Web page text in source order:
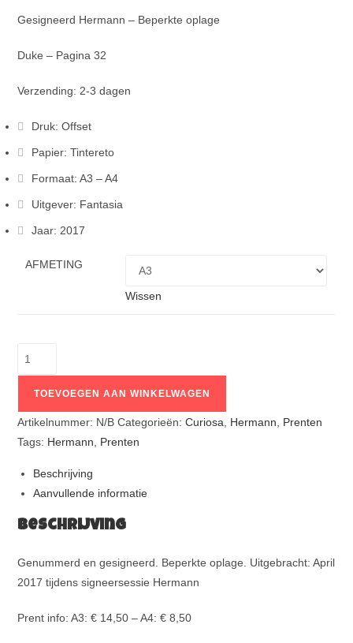
Gesigneerd Hermann – Beperkte oplage
Duke – Pagina 32
Verzending: 2-3 dagen
Druk: Offset
Papier: Tintereto
Formaat: A3 – A4
Uitgever: Fantasia
Jaar: 2017
AFMETING
Wissen
TOEVOEGEN AAN WINKELWAGEN
Artikelnummer: N/B Categorieën:Curiosa, Hermann, Prenten
Tags: Hermann, Prenten
Beschrijving
Aanvullende informatie
Beschrijving
Genummerd en gesigneerd. Beperkte oplage. Uitgebracht: April
2017 tijdens signeersessie Hermann
Prent info: A3: € 14,50 – A4: € 8,50